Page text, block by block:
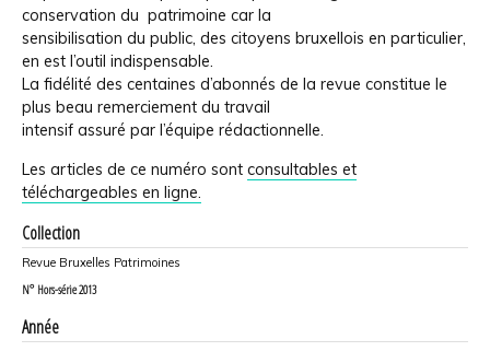
conservation du patrimoine car la
sensibilisation du public, des citoyens bruxellois en particulier,
en est l’outil indispensable.
La fidélité des centaines d’abonnés de la revue constitue le
plus beau remerciement du travail
intensif assuré par l’équipe rédactionnelle.
Les articles de ce numéro sont consultables et
téléchargeables en ligne.
Collection
Revue Bruxelles Patrimoines
N° Hors-série 2013
Année